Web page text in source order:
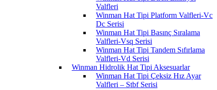
Valfleri
Winman Hat Tipi Platform Valfleri-Vc
Dc Serisi
Winman Hat Tipi Basınç Sıralama
Valfleri-Vsq Serisi
Winman Hat Tipi Tandem Sıfırlama
Valfleri-Vd Serisi
Winman Hidrolik Hat Tipi Aksesuarlar
Winman Hat Tipi Çeksiz Hız Ayar
Valfleri – Stbf Serisi